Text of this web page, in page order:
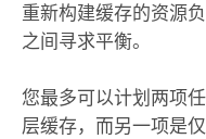
重新构建缓存的资源
之间寻求平衡。
您最多可以计划两项
层缓存，而另一项是